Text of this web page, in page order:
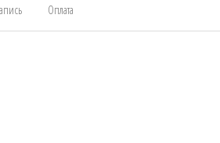
Оплата